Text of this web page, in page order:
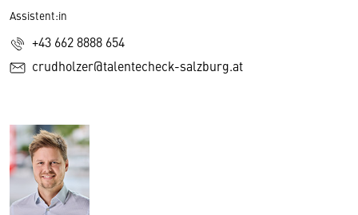
Assistent:in
+43 662 8888 654
crudholzer@talentecheck-salzburg.at